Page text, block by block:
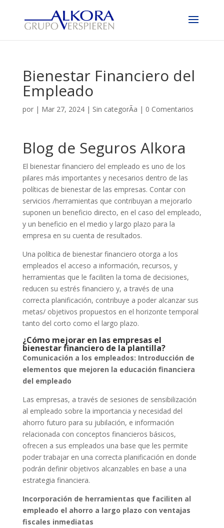
Bienestar Financiero del
Empleado
por | Mar 27, 2024| Sin categorÃ­a | 0 Comentarios
Blog de Seguros Alkora
El bienestar financiero del empleado es uno de los
pilares más importantes y necesarios dentro de las
políticas de bienestar de las empresas. Contar con
servicios /herramientas que contribuyan a mejorarlo
suponen un beneficio directo, en el caso del empleado,
y un beneficio en el medio y largo plazo para la
empresa en su cuenta de resultados.
Una política de bienestar financiero otorga a los
empleados el acceso a información, recursos, y
herramientas que le faciliten la toma de decisiones,
reducen su estrés financiero y, a través de una
correcta planificación, contribuye a poder alcanzar sus
metas/ objetivos propuestos en el horizonte temporal
tanto del corto como el largo plazo.
¿Cómo mejorar en las empresas el
bienestar financiero de la plantilla?
Comunicación a los empleados: Introducción de
elementos que mejoren la educación financiera
del empleado
Las empresas, a través de sesiones de sensibilización
al empleado sobre la importancia y necesidad del
ahorro futuro para su jubilación, e información
relacionada con conceptos financieros básicos,
ofrecen a sus empleados una base que les permite
poder trabajar en una correcta planificación en donde
podrán definir objetivos alcanzables en base a una
estrategia financiera.
Incorporación de herramientas que faciliten al
empleado el ahorro a largo plazo con ventajas
fiscales inmediatas